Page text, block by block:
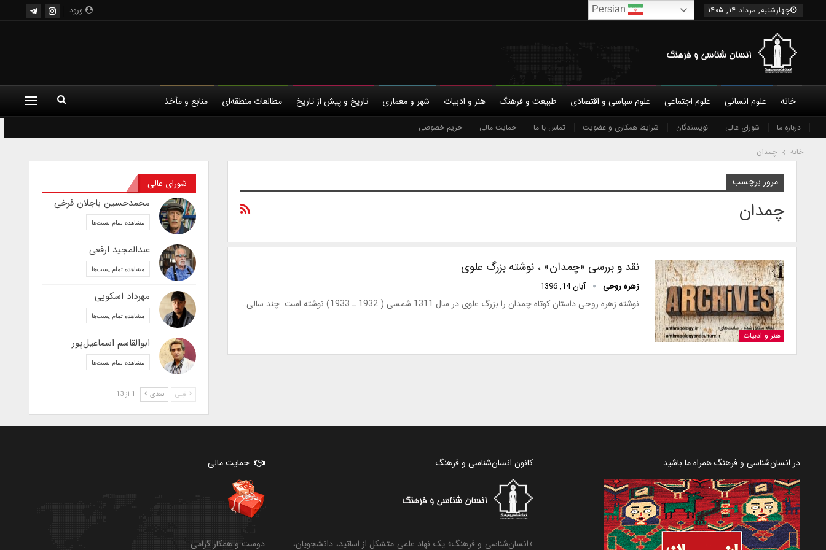
ورود چهارشنبه, مرداد ۱۴, ۱۴۰۵
خانه
درباره ما شورای عالی نویسندگان شرایط همکاری و عضویت تماس با ما حمایت مالی حریم خصوصی
علوم انسانی علوم اجتماعی علوم سیاسی و اقتصادی طبیعت و فرهنگ هنر و ادبیات شهر و معماری تاریخ و پیش از تاریخ مطالعات منطقه‌ای منابع و مأخذ
خانه چمدان
مرور برچسب
چمدان
هنر و ادبیات
نقد و بررسی «چمدان» ، نوشته بزرگ علوی
زهره روحی آبان 14, 1396
نوشته زهره روحی داستان کوتاه چمدان را بزرگ علوی در سال 1311 شمسی ( 1932 ـ 1933) نوشته است. چند سالی…
شورای عالی
محمدحسین باجلان فرخی
مشاهده تمام پست‌ها
عبدالمجید ارفعی
مشاهده تمام پست‌ها
مهرداد اسکویی
مشاهده تمام پست‌ها
ابوالقاسم اسماعیل‌پور
مشاهده تمام پست‌ها
قبلی بعدی 1 از 13
در انسان‌شناسی و فرهنگ همراه ما باشید کانون انسان‌شناسی و فرهنگ
«انسان‌شناسی و فرهنگ» یک نهاد علمی متشکل از اساتید، دانشجویان،
حمایت مالی
دوست و همکار گرامی